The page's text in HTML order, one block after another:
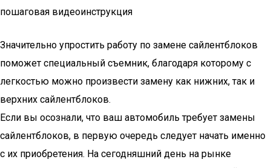
пошаговая видеоинструкция
Значительно упростить работу по замене сайлентблоков
поможет специальный съемник, благодаря которому с
легкостью можно произвести замену как нижних, так и
верхних сайлентблоков.
Если вы осознали, что ваш автомобиль требует замены
сайлентблоков, в первую очередь следует начать именно
с их приобретения. На сегодняшний день на рынке